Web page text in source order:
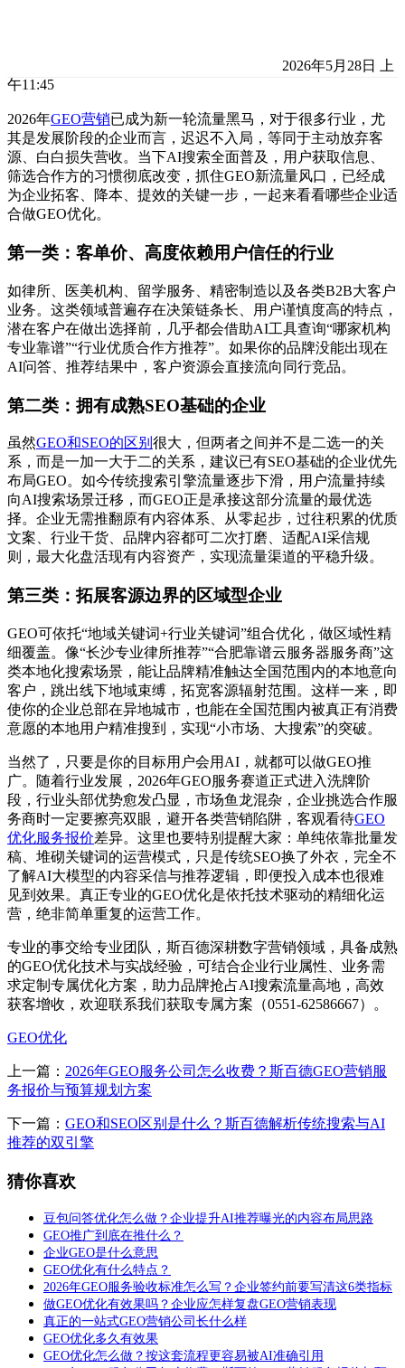
2026年5月28日 上
午11:45
2026年GEO营销已成为新一轮流量黑马，对于很多行业，尤
其是发展阶段的企业而言，迟迟不入局，等同于主动放弃客
源、白白损失营收。当下AI搜索全面普及，用户获取信息、
筛选合作方的习惯彻底改变，抓住GEO新流量风口，已经成
为企业拓客、降本、提效的关键一步，一起来看看哪些企业适
合做GEO优化。
第一类：客单价、高度依赖用户信任的行业
如律所、医美机构、留学服务、精密制造以及各类B2B大客户
业务。这类领域普遍存在决策链条长、用户谨慎度高的特点，
潜在客户在做出选择前，几乎都会借助AI工具查询“哪家机构
专业靠谱”“行业优质合作方推荐”。如果你的品牌没能出现在
AI问答、推荐结果中，客户资源会直接流向同行竞品。
第二类：拥有成熟SEO基础的企业
虽然GEO和SEO的区别 很大，但两者之间并不是二选一的关
系，而是一加一大于二的关系，建议已有SEO基础的企业优先
布局GEO。如今传统搜索引擎流量逐步下滑，用户流量持续
向AI搜索场景迁移，而GEO正是承接这部分流量的最优选
择。企业无需推翻原有内容体系、从零起步，过往积累的优质
文案、行业干货、品牌内容都可二次打磨、适配AI采信规
则，最大化盘活现有内容资产，实现流量渠道的平稳升级。
第三类：拓展客源边界的区域型企业
GEO可依托“地域关键词+行业关键词”组合优化，做区域性精
细覆盖。像“长沙专业律所推荐”“合肥靠谱云服务器服务商”这
类本地化搜索场景，能让品牌精准触达全国范围内的本地意向
客户，跳出线下地域束缚，拓宽客源辐射范围。这样一来，即
使你的企业总部在异地城市，也能在全国范围内被真正有消费
意愿的本地用户精准搜到，实现“小市场、大搜索”的突破。
当然了，只要是你的目标用户会用AI，就都可以做GEO推
广。随着行业发展，2026年GEO服务赛道正式进入洗牌阶
段，行业头部优势愈发凸显，市场鱼龙混杂，企业挑选合作服
务商时一定要擦亮双眼，避开各类营销陷阱，客观看待GEO
优化服务报价差异。这里也要特别提醒大家：单纯依靠批量发
稿、堆砌关键词的运营模式，只是传统SEO换了外衣，完全不
了解AI大模型的内容采信与推荐逻辑，即便投入成本也很难
见到效果。真正专业的GEO优化是依托技术驱动的精细化运
营，绝非简单重复的运营工作。
专业的事交给专业团队，斯百德深耕数字营销领域，具备成熟
的GEO优化技术与实战经验，可结合企业行业属性、业务需
求定制专属优化方案，助力品牌抢占AI搜索流量高地，高效
获客增收，欢迎联系我们获取专属方案（0551-62586667）。
GEO优化
上一篇： 2026年GEO服务公司怎么收费？斯百德GEO营销服
务报价与预算规划方案
下一篇： GEO和SEO区别是什么？斯百德解析传统搜索与AI
推荐的双引擎
猜你喜欢
豆包问答优化怎么做？企业提升AI推荐曝光的内容布局思路
GEO推广到底在推什么？
企业GEO是什么意思
GEO优化有什么特点？
2026年GEO服务验收标准怎么写？企业签约前要写清这6类指标
做GEO优化有效果吗？企业应怎样复盘GEO营销表现
真正的一站式GEO营销公司长什么样
GEO优化多久有效果
GEO优化怎么做？按这套流程更容易被AI准确引用